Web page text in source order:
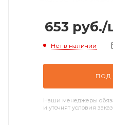
653 руб./
Нет в наличии
ПОД
Наши менеджеры
и уточнят условия